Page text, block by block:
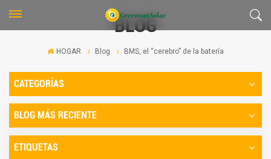
BLOG
HOGAR Blog BMS, el “cerebro” de la batería
CATEGORÍAS
BLOG MÁS RECIENTE
ETIQUETAS